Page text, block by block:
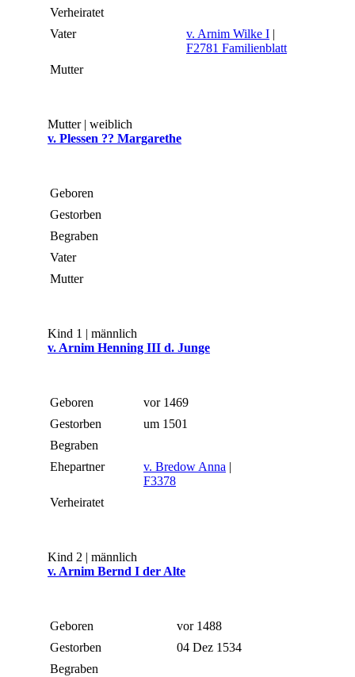
Verheiratet
Vater
v. Arnim Wilke I |
F2781 Familienblatt
Mutter
Mutter | weiblich
v. Plessen ?? Margarethe
Geboren
Gestorben
Begraben
Vater
Mutter
Kind 1 | männlich
v. Arnim Henning III d. Junge
Geboren
vor 1469
Gestorben
um 1501
Begraben
Ehepartner
v. Bredow Anna |
F3378
Verheiratet
Kind 2 | männlich
v. Arnim Bernd I der Alte
Geboren
vor 1488
Gestorben
04 Dez 1534
Begraben